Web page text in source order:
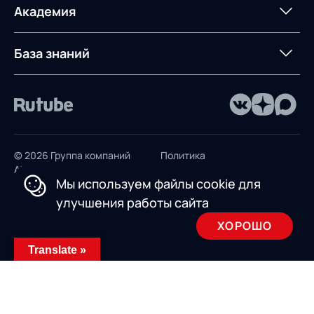
терминалом
Контакты
Академия
Предложение для
База знаний
© 2026 Группа компаний
AXELOT
Политика
Пользовательское
соглашение
Мы используем файлы cookie для
улучшения работы сайта
ХОРОШО
Translate »